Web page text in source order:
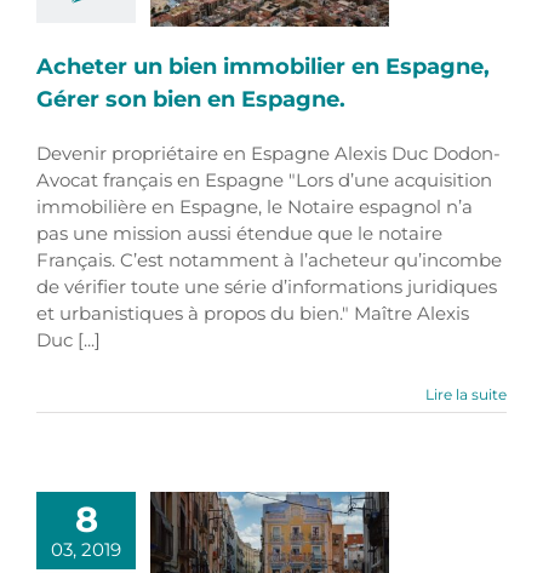
Acheter un bien immobilier en Espagne,
Gérer son bien en Espagne.
Devenir propriétaire en Espagne Alexis Duc Dodon-
Avocat français en Espagne "Lors d’une acquisition
immobilière en Espagne, le Notaire espagnol n’a
pas une mission aussi étendue que le notaire
Français. C’est notamment à l’acheteur qu’incombe
de vérifier toute une série d’informations juridiques
et urbanistiques à propos du bien." Maître Alexis
Duc [...]
Lire la suite
8
03, 2019